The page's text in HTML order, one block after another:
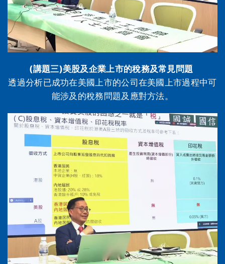
(講題三)美股及企業上市的稅務及常見問題
透過分析已成功在美國上市的公司在美國上市過程中可
能涉及的稅務問題及應對方法。